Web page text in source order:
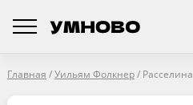
Главная /Уильям Фолкнер/ Расселина